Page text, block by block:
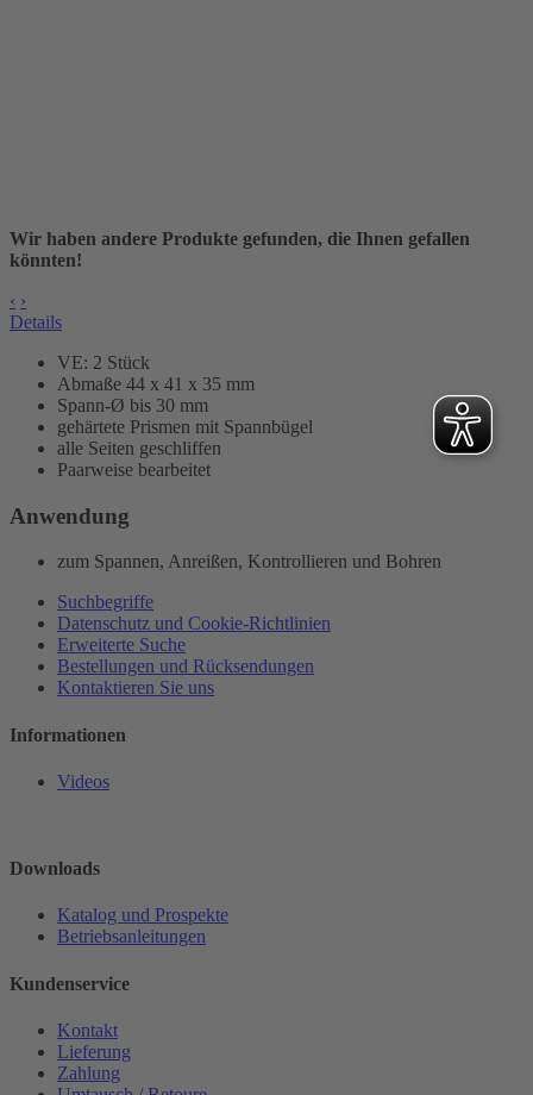
Wir haben andere Produkte gefunden, die Ihnen gefallen
könnten!
‹ ›
Details
VE: 2 Stück
Abmaße 44 x 41 x 35 mm
Spann-Ø bis 30 mm
gehärtete Prismen mit Spannbügel
alle Seiten geschliffen
Paarweise bearbeitet
Anwendung
zum Spannen, Anreißen, Kontrollieren und Bohren
Suchbegriffe
Datenschutz und Cookie-Richtlinien
Erweiterte Suche
Bestellungen und Rücksendungen
Kontaktieren Sie uns
Informationen
Videos
Downloads
Katalog und Prospekte
Betriebsanleitungen
Kundenservice
Kontakt
Lieferung
Zahlung